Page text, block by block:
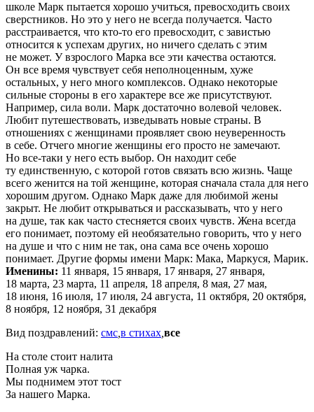
школе Марк пытается хорошо учиться, превосходить своих
сверстников. Но это у него не всегда получается. Часто
расстраивается, что кто-то его превосходит, с завистью
относится к успехам других, но ничего сделать с этим
не может. У взрослого Марка все эти качества остаются.
Он все время чувствует себя неполноценным, хуже
остальных, у него много комплексов. Однако некоторые
сильные стороны в его характере все же присутствуют.
Например, сила воли. Марк достаточно волевой человек.
Любит путешествовать, изведывать новые страны. В
отношениях с женщинами проявляет свою неуверенность
в себе. Отчего многие женщины его просто не замечают.
Но все-таки у него есть выбор. Он находит себе
ту единственную, с которой готов связать всю жизнь. Чаще
всего женится на той женщине, которая сначала стала для него
хорошим другом. Однако Марк даже для любимой жены
закрыт. Не любит открываться и рассказывать, что у него
на душе, так как часто стесняется своих чувств. Жена всегда
его понимает, поэтому ей необязательно говорить, что у него
на душе и что с ним не так, она сама все очень хорошо
понимает. Другие формы имени Марк: Мака, Маркуся, Марик.
Именины: 11 января, 15 января, 17 января, 27 января,
18 марта, 23 марта, 11 апреля, 18 апреля, 8 мая, 27 мая,
18 июня, 16 июля, 17 июля, 24 августа, 11 октября, 20 октября,
8 ноября, 12 ноября, 31 декабря
Вид поздравлений: смс в стихах все
На столе стоит налита
Полная уж чарка.
Мы поднимем этот тост
За нашего Марка.